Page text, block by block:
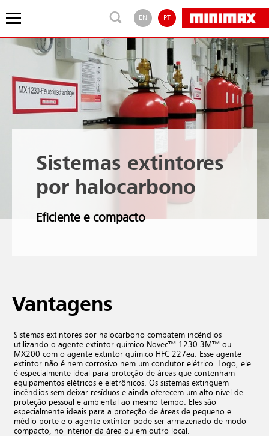
EN PT
Sistemas extintores
por halocarbono
Eficiente e compacto
Vantagens
Sistemas extintores por halocarbono combatem incêndios
utilizando o agente extintor químico Novec™ 1230 3M™ ou
MX200 com o agente extintor químico HFC-227ea. Esse agente
extintor não é nem corrosivo nem um condutor elétrico. Logo, ele
é especialmente ideal para proteção de áreas que contenham
equipamentos elétricos e eletrônicos. Os sistemas extinguem
incêndios sem deixar resíduos e ainda oferecem um alto nível de
proteção pessoal e ambiental ao mesmo tempo. Eles são
especialmente ideais para a proteção de áreas de pequeno e
médio porte e o agente extintor pode ser armazenado de modo
compacto, no interior da área ou em outro local.